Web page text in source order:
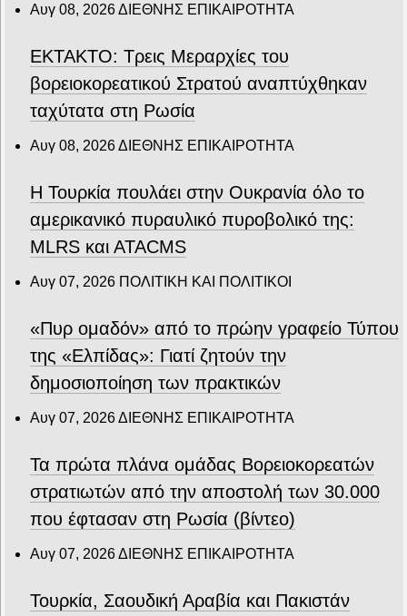
Αυγ 08, 2026ΔΙΕΘΝΗΣ ΕΠΙΚΑΙΡΟΤΗΤΑ
ΕΚΤΑΚΤΟ: Τρεις Μεραρχίες του
βορειοκορεατικού Στρατού αναπτύχθηκαν
ταχύτατα στη Ρωσία
Αυγ 08, 2026ΔΙΕΘΝΗΣ ΕΠΙΚΑΙΡΟΤΗΤΑ
Η Τουρκία πουλάει στην Ουκρανία όλο το
αμερικανικό πυραυλικό πυροβολικό της:
MLRS και ΑΤΑCMS
Αυγ 07, 2026 ΠΟΛΙΤΙΚΗ ΚΑΙ ΠΟΛΙΤΙΚΟΙ
«Πυρ ομαδόν» από το πρώην γραφείο Τύπου
της «Ελπίδας»: Γιατί ζητούν την
δημοσιοποίηση των πρακτικών
Αυγ 07, 2026ΔΙΕΘΝΗΣ ΕΠΙΚΑΙΡΟΤΗΤΑ
Τα πρώτα πλάνα ομάδας Βορειοκορεατών
στρατιωτών από την αποστολή των 30.000
που έφτασαν στη Ρωσία (βίντεο)
Αυγ 07, 2026ΔΙΕΘΝΗΣ ΕΠΙΚΑΙΡΟΤΗΤΑ
Τουρκία, Σαουδική Αραβία και Πακιστάν